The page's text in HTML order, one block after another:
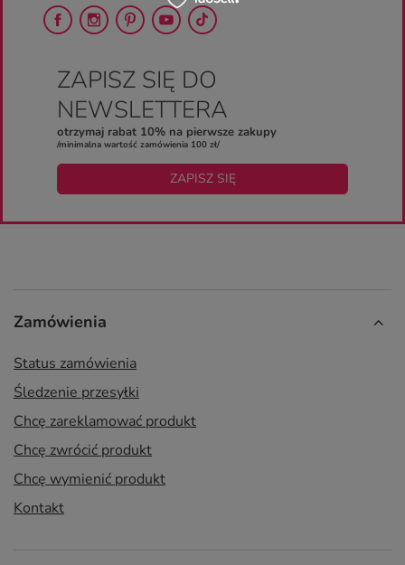
ZAPISZ SIĘ DO
NEWSLETTERA
otrzymaj rabat 10% na pierwsze zakupy
/minimalna wartość zamówienia 100 zł/
ZAPISZ SIĘ
Zamówienia
Status zamówienia
Śledzenie przesyłki
Chcę zareklamować produkt
Chcę zwrócić produkt
Chcę wymienić produkt
Kontakt